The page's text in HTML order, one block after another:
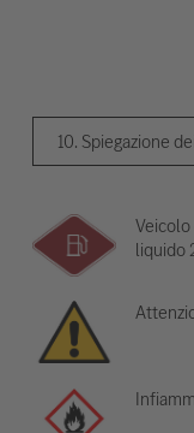
10. Spiegazione
liquido